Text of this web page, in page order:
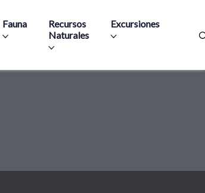
Fauna
Recursos
Naturales
Excursiones